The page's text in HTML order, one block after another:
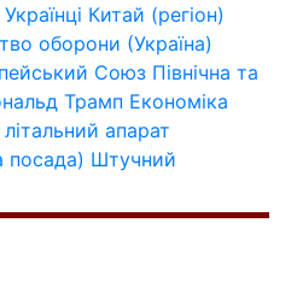
Українці Китай (регіон)
оборони (Україна)
Союз Північна та
Трамп Економіка
апарат
посада) Штучний